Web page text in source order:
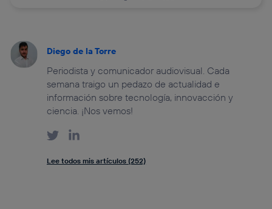
Diego de la Torre
Periodista y comunicador audiovisual. Cada
semana traigo un pedazo de actualidad e
información sobre tecnología, innovacción y
ciencia. ¡Nos vemos!
Lee todos mis artículos (252)